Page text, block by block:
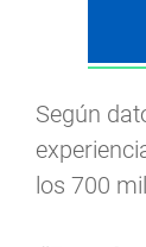
Según
los 700